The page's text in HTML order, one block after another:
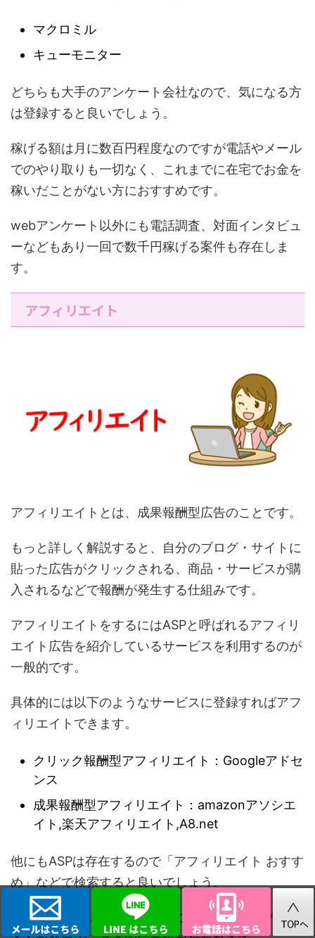
マクロミル
キューモニター
どちらも大手のアンケート会社なので、気になる方
は登録すると良いでしょう。
稼げる額は月に数百円程度なのですが電話やメール
でのやり取りも一切なく、これまでに在宅でお金を
稼いだことがない方におすすめです。
webアンケート以外にも電話調査、対面インタビュ
ーなどもあり一回で数千円稼げる案件も存在しま
す。
アフィリエイト
アフィリエイトとは、成果報酬型広告のことです。
もっと詳しく解説すると、 自分のブログ・サイトに
貼った広告がクリックされる、商品・サービスが購
入されるなどで報酬が発生する仕組みです。
アフィリエイトをするにはASPと呼ばれるアフィリ
エイト広告を紹介しているサービスを利用するのが
一般的です。
具体的には以下のようなサービスに登録すればアフ
ィリエイトできます。
クリック報酬型アフィリエイト：Googleアドセ
ンス
成果報酬型アフィリエイト：amazonアソシエ
イト,楽天アフィリエイト,A8.net
他にもASPは存在するので「アフィリエイト おすす
め」などで検索すると良いでしょう。
ただし、ASPに登録するためには自身のブログ・サ